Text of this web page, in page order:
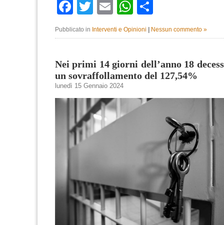
Facebook
TwitterEmailWhatsApp
Pubblicato in Interventi e Opinioni | Nessun commento »
Nei primi 14 giorni dell’anno 18
un sovraffollamento del 127,54%
lunedì 15 Gennaio 2024